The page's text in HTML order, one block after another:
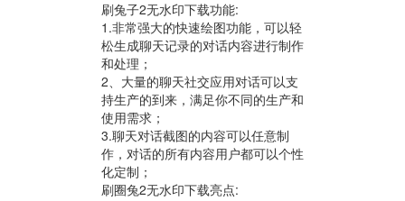
刷兔子2无水印下载功能:
1.非常强大的快速绘图功能，可以轻
松生成聊天记录的对话内容进行制作
和处理；
2、大量的聊天社交应用对话可以支
持生产的到来，满足你不同的生产和
使用需求；
3.聊天对话截图的内容可以任意制
作，对话的所有内容用户都可以个性
化定制；
刷圈兔2无水印下载亮点: